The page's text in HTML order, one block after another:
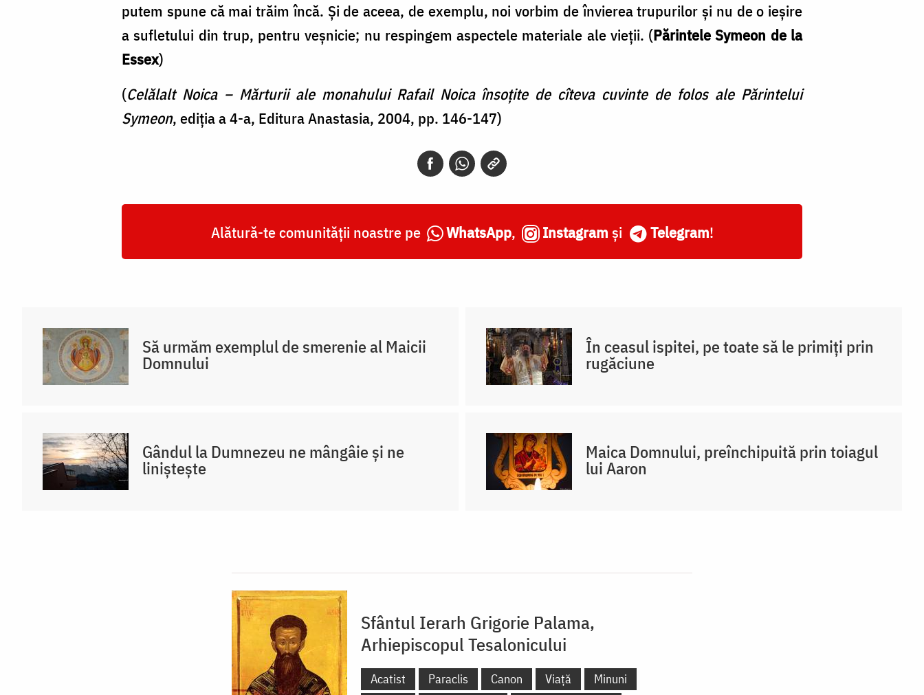
putem spune că mai trăim încă. Și de aceea, de exem­plu, noi vorbim de învierea trupurilor și nu de o ieși­re
a sufletului din trup, pentru veșnicie; nu respingem aspectele materiale ale vieții. (Părintele Symeon de la
Essex)
(Celălalt Noica – Mărturii ale monahului Rafail Noica însoțite de cîteva cuvinte de folos ale Părintelui
Symeon, ediția a 4-a, Editura Anastasia, 2004, pp. 146-147)
Alătură-te comunității noastre pe WhatsApp, Instagram și Telegram!
Să urmăm exemplul de smerenie al Maicii
Domnului
În ceasul ispitei, pe toate să le primiți prin
rugăciune
Gândul la Dumnezeu ne mângâie și ne
liniștește
Maica Domnului, preînchipuită prin toiagul
lui Aaron
Sfântul Ierarh Grigorie Palama,
Arhiepiscopul Tesalonicului
Acatist Paraclis Canon Viață
Minuni